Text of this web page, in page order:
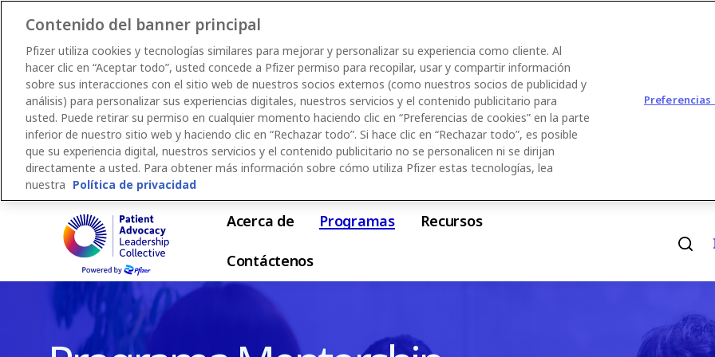
content
Acerca de Programas
Recursos
Contáctenos
Contenido del banner principal
Pfizer utiliza cookies y tecnologías similares para mejorar y personalizar su experiencia como cliente. Al
hacer clic en “Aceptar todo”, usted concede a Pfizer permiso para recopilar, usar y compartir información
sobre sus interacciones con el sitio web de nuestros socios externos (como nuestros socios de publicidad y
análisis) para personalizar sus experiencias digitales, nuestros servicios y el contenido publicitario para
usted. Puede retirar su permiso en cualquier momento haciendo clic en “Preferencias de cookies” en la parte
inferior de nuestro sitio web y haciendo clic en “Rechazar todo”. Si hace clic en “Rechazar todo”, es posible
que su experiencia digital, nuestros servicios y el contenido publicitario no se personalicen ni se dirijan
directamente a usted. Para obtener más información sobre cómo utiliza Pfizer estas tecnologías, lea
nuestra Política de privacidad
Preferencias